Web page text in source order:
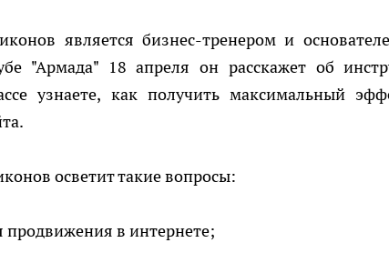
является бизнес-тренером и
"Армада" 18 апреля он расскажет об
узнаете, как получить максимальный
осветит такие вопросы:
продвижения в интернете;